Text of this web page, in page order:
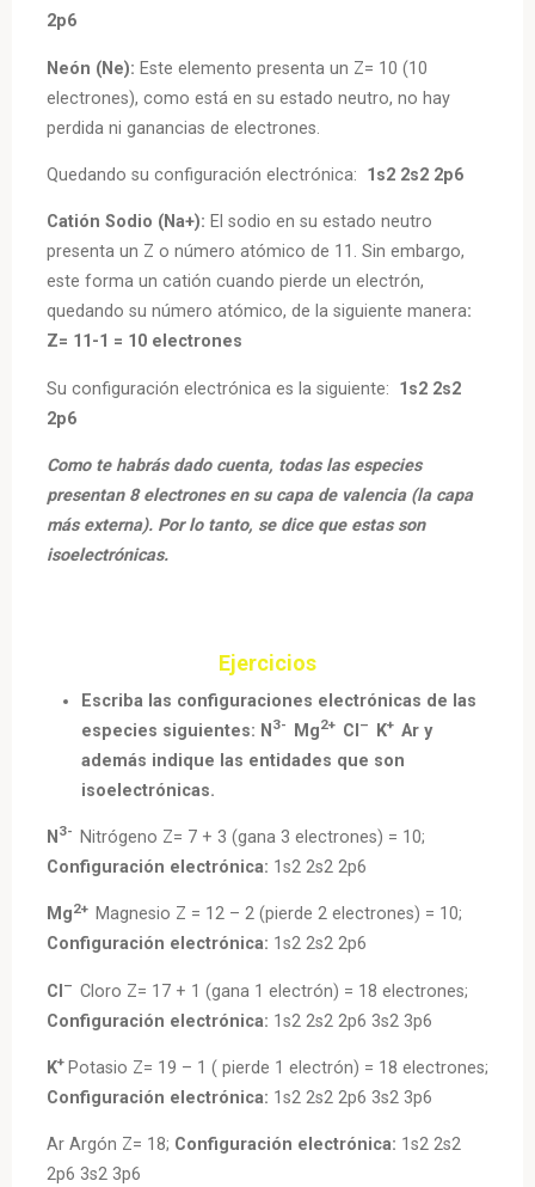
2p6
Neón (Ne): Este elemento presenta un Z= 10 (10
electrones), como está en su estado neutro, no hay
perdida ni ganancias de electrones.
Quedando su configuración electrónica: 1s2 2s2 2p6
Catión Sodio (Na+): El sodio en su estado neutro
presenta un Z o número atómico de 11. Sin embargo,
este forma un catión cuando pierde un electrón,
quedando su número atómico, de la siguiente manera:
Z= 11-1 = 10 electrones
Su configuración electrónica es la siguiente: 1s2 2s2
2p6
Como te habrás dado cuenta, todas las especies
presentan 8 electrones en su capa de valencia (la capa
más externa). Por lo tanto, se dice que estas son
isoelectrónicas.
Ejercicios
Escriba las configuraciones electrónicas de las
especies siguientes: N3- Mg2+ Cl– K+ Ar y
además indique las entidades que son
isoelectrónicas.
N 3-
Nitrógeno Z= 7 + 3 (gana 3 electrones) = 10;
Configuración electrónica: 1s2 2s2 2p6
Mg2+ Magnesio Z = 12 – 2 (pierde 2 electrones) = 10;
Configuración electrónica: 1s2 2s2 2p6
Cl – Cloro Z= 17 + 1 (gana 1 electrón) = 18 electrones;
Configuración electrónica: 1s2 2s2 2p6 3s2 3p6
K+ Potasio Z= 19 – 1 ( pierde 1 electrón) = 18 electrones;
Configuración electrónica: 1s2 2s2 2p6 3s2 3p6
Ar Argón Z= 18; Configuración electrónica: 1s2 2s2
2p6 3s2 3p6